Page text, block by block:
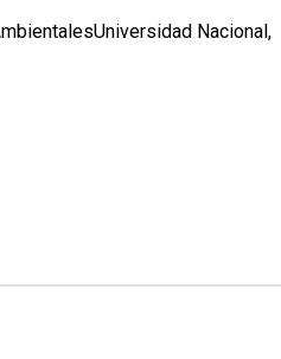
Nacional,